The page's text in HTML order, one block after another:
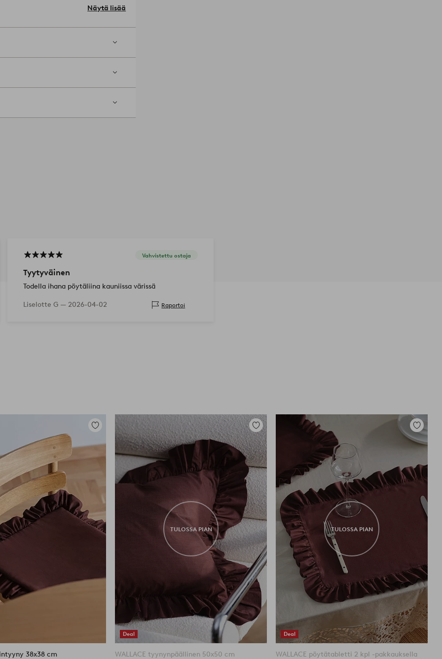
Näytä lisää
Vahvistettu ostaja
Tyytyväinen
Todella ihana pöytäliina kauniissa värissä
Liselotte G — 2026-04-02 Raportoi
Lisää
suosikkeihin
38x38 cm
Deal
TULOSSA PIAN
Lisää
suosikkeihin
WALLACE tyynynpäällinen 50x50 cm
Deal
TULOSSA PIAN
Lisää
WALLACE pöytätabletti 2 kpl -pakkauksella